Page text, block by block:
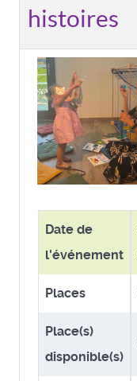
histoires
Date de
l'événement
Places
Place(s)
disponible(s)